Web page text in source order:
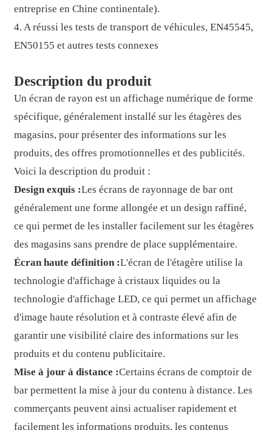
entreprise en Chine continentale).
4. A réussi les tests de transport de véhicules, EN45545,
EN50155 et autres tests connexes
Description du produit
Un écran de rayon est un affichage numérique de forme
spécifique, généralement installé sur les étagères des
magasins, pour présenter des informations sur les
produits, des offres promotionnelles et des publicités.
Voici la description du produit :
Design exquis :Les écrans de rayonnage de bar ont
généralement une forme allongée et un design raffiné,
ce qui permet de les installer facilement sur les étagères
des magasins sans prendre de place supplémentaire.
Écran haute définition :L'écran de l'étagère utilise la
technologie d'affichage à cristaux liquides ou la
technologie d'affichage LED, ce qui permet un affichage
d'image haute résolution et à contraste élevé afin de
garantir une visibilité claire des informations sur les
produits et du contenu publicitaire.
Mise à jour à distance :Certains écrans de comptoir de
bar permettent la mise à jour du contenu à distance. Les
commerçants peuvent ainsi actualiser rapidement et
facilement les informations produits, les contenus